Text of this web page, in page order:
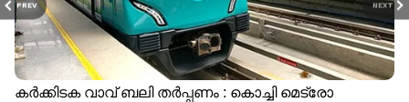
PREV NEXT